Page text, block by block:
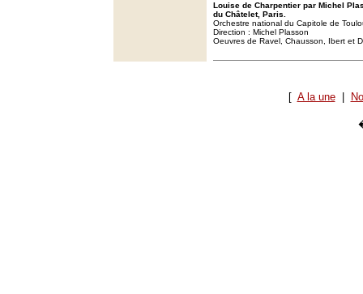
Louise de Charpentier par Michel
du Châtelet, Paris.
Orchestre national du Capitole de
Direction : Michel Plasson
Oeuvres de Ravel, Chausson, Ibert et
[ A la une|